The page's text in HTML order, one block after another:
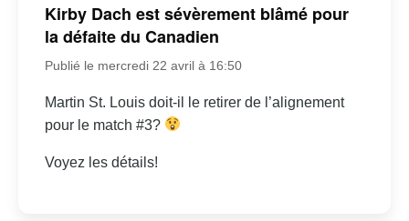
Kirby Dach est sévèrement blâmé pour
la défaite du Canadien
Publié le mercredi 22 avril à 16:50
Martin St. Louis doit-il le retirer de l’alignement
pour le match #3?
Voyez les détails!